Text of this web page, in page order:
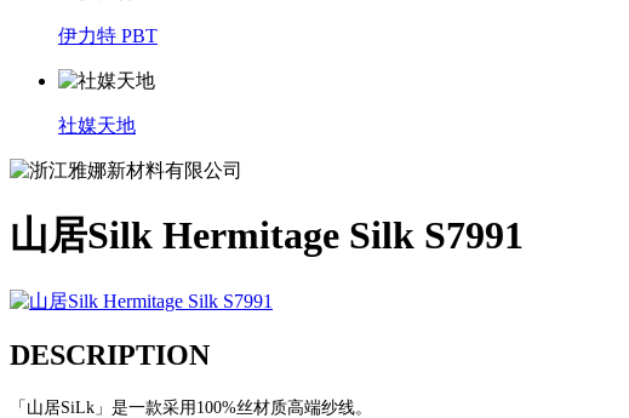
伊力特 PBT
社媒天地
山居Silk Hermitage Silk S7991
DESCRIPTION
「山居SiLk」是一款采用100%丝材质高端纱线。